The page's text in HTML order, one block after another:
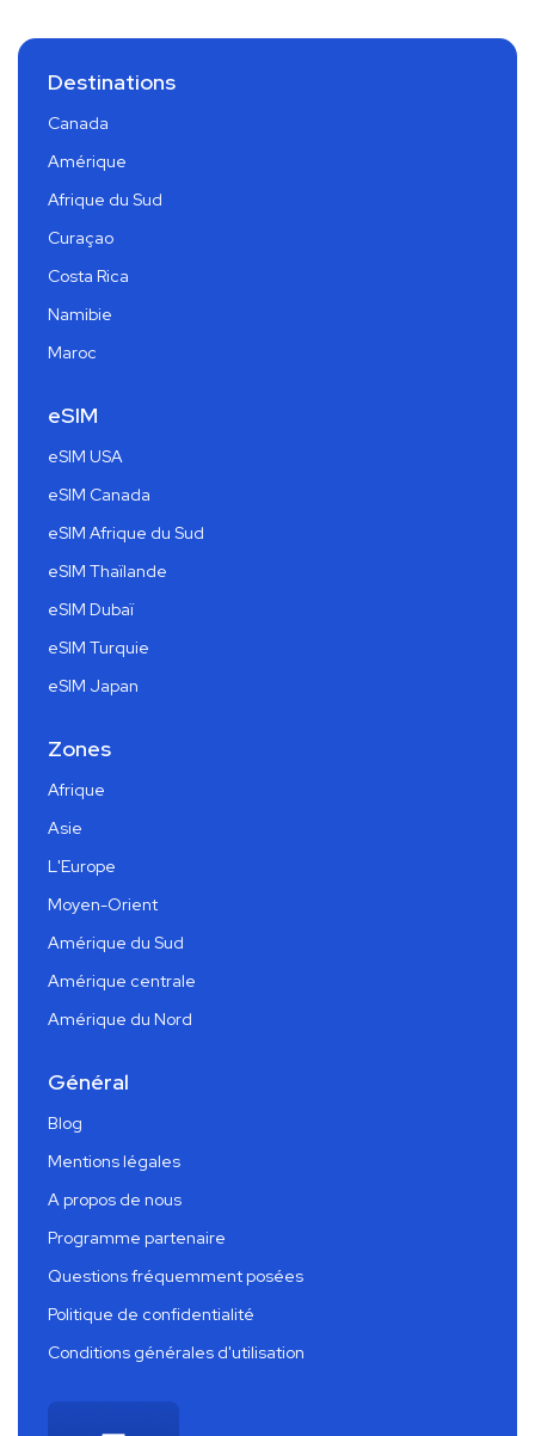
Destinations
Canada
Amérique
Afrique du Sud
Curaçao
Costa Rica
Namibie
Maroc
eSIM
eSIM USA
eSIM Canada
eSIM Afrique du Sud
eSIM Thaïlande
eSIM Dubaï
eSIM Turquie
eSIM Japan
Zones
Afrique
Asie
L'Europe
Moyen-Orient
Amérique du Sud
Amérique centrale
Amérique du Nord
Général
Blog
Mentions légales
A propos de nous
Programme partenaire
Questions fréquemment posées
Politique de confidentialité
Conditions générales d'utilisation